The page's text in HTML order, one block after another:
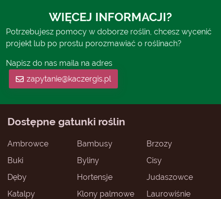
WIĘCEJ INFORMACJI?
Potrzebujesz pomocy w doborze roślin, chcesz wycenić
projekt lub po prostu porozmawiać o roślinach?
Napisz do nas maila na adres
zapytanie@kaczergis.pl
Dostępne gatunki roślin
Ambrowce Bambusy
Brzozy
Buki
Byliny
Cisy
Dęby
Hortensje
Judaszowce
Katalpy
Klony palmowe
Laurowiśnie